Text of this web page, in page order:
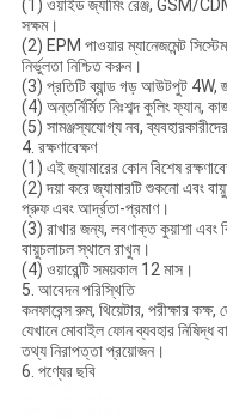
(1) ওয়াইড জ্যামিং রেঞ্জ, GSM/
সক্ষম।
(2) EPM পাওয়ার ম্যানেজমেন্ট
নির্ভুলতা নিশ্চিত করুন।
(3) প্রতিটি ব্যান্ড গড় আউটপুট 4W,
(4) অন্তর্নির্মিত নিঃশব্দ কুলিং ফ্যান,
(5) সামঞ্জস্যযোগ্য নব,
4. রক্ষণাবেক্ষণ
(1) এই জ্যামারের কোন বিশেষ
(2) দয়া করে জ্যামারটি শুকনো এবং
প্রুফ এবং আর্দ্রতা-প্রমাণ।
(3) রাখার জন্য, লবণাক্ত কুয়াশা এবং
বায়ুচলাচল স্থানে রাখুন।
(4) ওয়ারেন্টি সময়কাল 12 মাস।
5. আবেদন পরিস্থিতি
কনফারেন্স রুম, থিয়েটার, পরীক্ষার
যেখানে মোবাইল ফোন ব্যবহার নিষিদ্ধ
তথ্য নিরাপত্তা প্রয়োজন।
6. পণ্যের ছবি